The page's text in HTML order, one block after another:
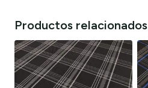
Productos relacionados